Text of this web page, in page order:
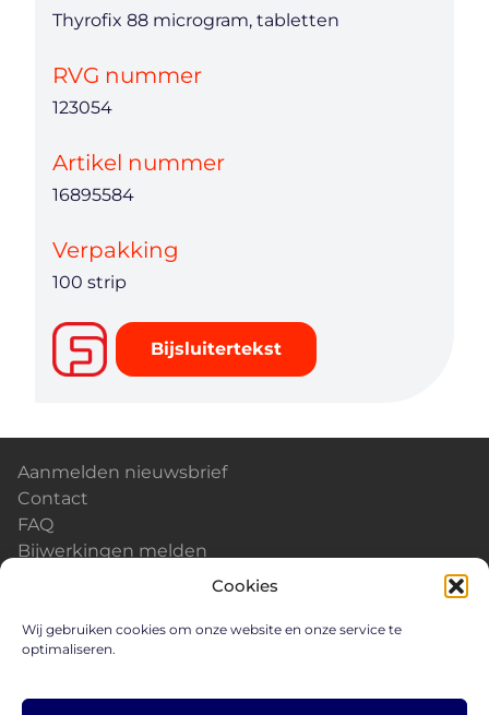
Cookies
Wij gebruiken cookies om onze website en onze service te
optimaliseren.
Thyrofix 88 microgram, tabletten
RVG nummer
123054
Artikel nummer
16895584
Verpakking
100 strip
Bijsluitertekst
Aanmelden nieuwsbrief
Contact
FAQ
Bijwerkingen melden
Careers